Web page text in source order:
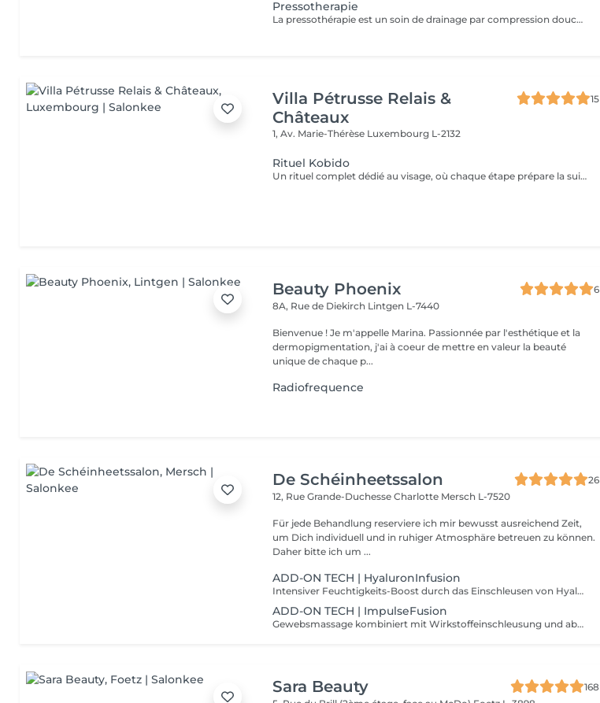
Pressotherapie
La pressothérapie est un soin de drainage par compression douce qui stimule la circulation et favorise l'élimination des toxines. Elle procure une agréable sensation de légèreté, aide à soulager les jambes lourdes et offre un véritable moment de détente. À découvrir ponctuellement pour une pause bien-être ou en cure pour des résultats optimisés. Elle s'associe parfaitement à un soin du visage, un Lash Lift ou toute autre prestation.
Villa Pétrusse Relais &
Châteaux
15
1, Av. Marie-Thérèse Luxembourg L-2132
Rituel Kobido
Un rituel complet dédié au visage, où chaque étape prépare la suivante. Nettoyage en douceur, masque actif, puis le massage lift japonais ancestral aux mouvements précis et enveloppants, qui sculpte les traits, redessine l'ovale et relance la micro-circulation. Un art du geste transmis depuis des générations, pour un teint repulpé et un visage visiblement retendu dès la première séance.
Beauty Phoenix
6
8A, Rue de Diekirch Lintgen L-7440
Bienvenue ! Je m'appelle Marina. Passionnée par l'esthétique et la
dermopigmentation, j'ai à coeur de mettre en valeur la beauté
unique de chaque p...
Radiofrequence
De Schéinheetssalon
26
12, Rue Grande-Duchesse Charlotte Mersch L-7520
Für jede Behandlung reserviere ich mir bewusst ausreichend Zeit,
um Dich individuell und in ruhiger Atmosphäre betreuen zu können.
Daher bitte ich um ...
ADD-ON TECH | HyaluronInfusion
Intensiver Feuchtigkeits-Boost durch das Einschleusen von Hyaluronsäure mittels NIederschall. Für pralle, durchfeuchtete Haut.
ADD-ON TECH | ImpulseFusion
Gewebsmassage kombiniert mit Wirkstoffeinschleusung und abschließender Versiegelung der Haut. Für maximale Pflege und Schutz.
Sara Beauty
168